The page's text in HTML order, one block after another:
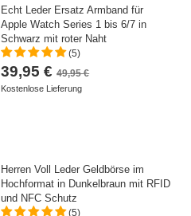
Echt Leder Ersatz Armband für
Apple Watch Series 1 bis 6/7 in
Schwarz mit roter Naht
(5)
39,95 €49,95 €
Kostenlose Lieferung
Herren Voll Leder Geldbörse im
Hochformat in Dunkelbraun mit RFID
und NFC Schutz
(5)